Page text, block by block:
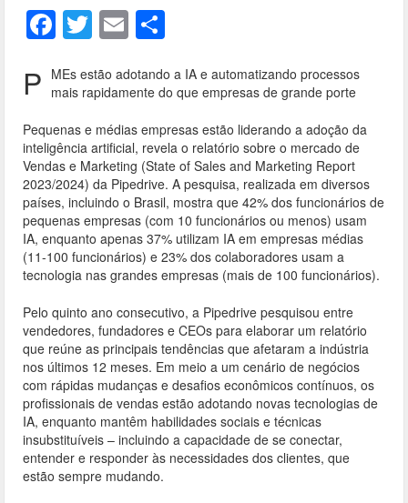
F
ac
e
b
o
o
k
T
w
itt
er
E
m
ai
l
ar
e
P MEs estão adotando a IA e automatizando processos
mais rapidamente do que empresas de grande porte
Pequenas e médias empresas estão liderando a adoção da
inteligência artificial, revela o relatório sobre o mercado de
Vendas e Marketing (State of Sales and Marketing Report
2023/2024) da Pipedrive. A pesquisa, realizada em diversos
países, incluindo o Brasil, mostra que 42% dos funcionários de
pequenas empresas (com 10 funcionários ou menos) usam
IA, enquanto apenas 37% utilizam IA em empresas médias
(11-100 funcionários) e 23% dos colaboradores usam a
tecnologia nas grandes empresas (mais de 100 funcionários).
Pelo quinto ano consecutivo, a Pipedrive pesquisou entre
vendedores, fundadores e CEOs para elaborar um relatório
que reúne as principais tendências que afetaram a indústria
nos últimos 12 meses. Em meio a um cenário de negócios
com rápidas mudanças e desafios econômicos contínuos, os
profissionais de vendas estão adotando novas tecnologias de
IA, enquanto mantêm habilidades sociais e técnicas
insubstituíveis – incluindo a capacidade de se conectar,
entender e responder às necessidades dos clientes, que
estão sempre mudando.